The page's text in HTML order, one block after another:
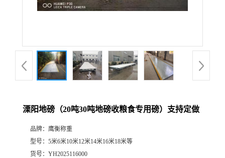
溧阳地磅（20吨30吨地磅收粮食专用磅）支持定做
品牌： 鹰衡称重
型号： 5米6米10米12米14米16米18米等
货号： YH2025116000